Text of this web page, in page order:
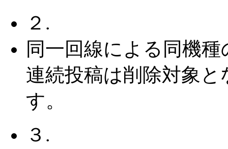
２.
同一回線による同機種
連続投稿は削除対象と
す。
３.